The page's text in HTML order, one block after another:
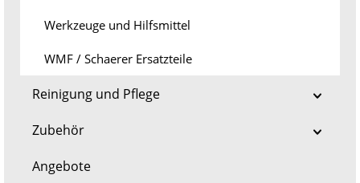
Werkzeuge und Hilfsmittel
WMF / Schaerer Ersatzteile
Reinigung und Pflege
Zubehör
Angebote